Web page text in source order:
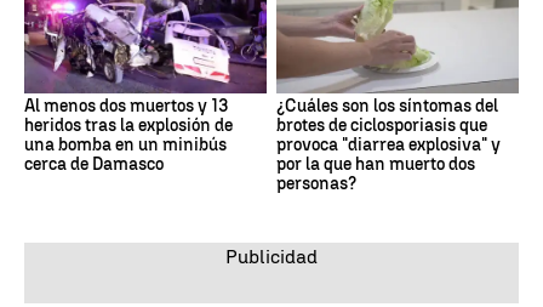
Al menos dos muertos y 13
heridos tras la explosión de
una bomba en un minibús
cerca de Damasco
¿Cuáles son los síntomas del
brotes de ciclosporiasis que
provoca "diarrea explosiva" y
por la que han muerto dos
personas?